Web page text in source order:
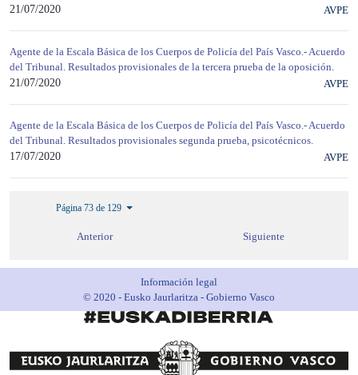
21/07/2020
AVPE
Agente de la Escala Básica de los Cuerpos de Policía del País Vasco.- Acuerdo
del Tribunal. Resultados provisionales de la tercera prueba de la oposición.
21/07/2020
AVPE
Agente de la Escala Básica de los Cuerpos de Policía del País Vasco.- Acuerdo
del Tribunal. Resultados provisionales segunda prueba, psicotécnicos.
17/07/2020
AVPE
Página 73 de 129
Anterior Siguiente
Información legal
© 2020 - Eusko Jaurlaritza - Gobierno Vasco